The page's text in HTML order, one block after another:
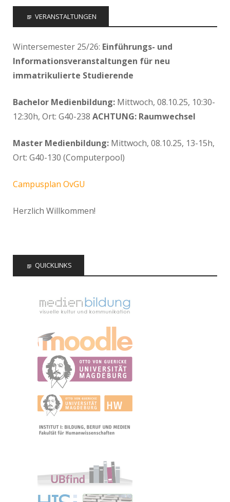
VERANSTALTUNGEN
Wintersemester 25/26: Einführungs- und
Informationsveranstaltungen für neu
immatrikulierte Studierende
Bachelor Medienbildung: Mittwoch, 08.10.25, 10:30-
12:30h, Ort: G40-238 ACHTUNG: Raumwechsel
Master Medienbildung: Mittwoch, 08.10.25, 13-15h,
Ort: G40-130 (Computerpool)
Campusplan OvGU
Herzlich Willkommen!
QUICKLINKS